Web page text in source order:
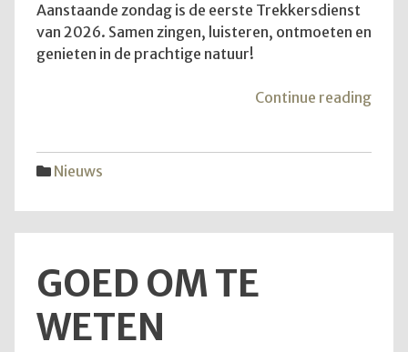
Aanstaande zondag is de eerste Trekkersdienst
van 2026. Samen zingen, luisteren, ontmoeten en
genieten in de prachtige natuur!
Continue reading
Nieuws
GOED OM TE
WETEN